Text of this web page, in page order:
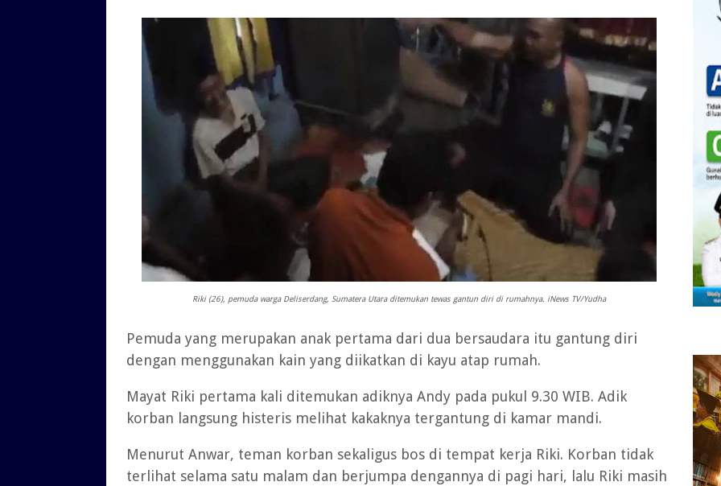
Riki (26), pemuda warga Deliserdang, Sumatera Utara ditemukan tewas gantun diri di rumahnya. iNews TV/Yudha
Pemuda yang merupakan anak pertama dari dua bersaudara itu gantung diri
dengan menggunakan kain yang diikatkan di kayu atap rumah.
Mayat Riki pertama kali ditemukan adiknya Andy pada pukul 9.30 WIB. Adik
korban langsung histeris melihat kakaknya tergantung di kamar mandi.
Menurut Anwar, teman korban sekaligus bos di tempat kerja Riki. Korban tidak
terlihat selama satu malam dan berjumpa dengannya di pagi hari, lalu Riki masih